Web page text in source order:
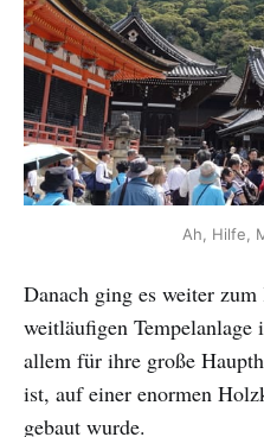
Ah, Hilfe,
Danach ging es weiter
weitläufigen
allem für ihre große
ist, auf einer enormen
gebaut wurde.